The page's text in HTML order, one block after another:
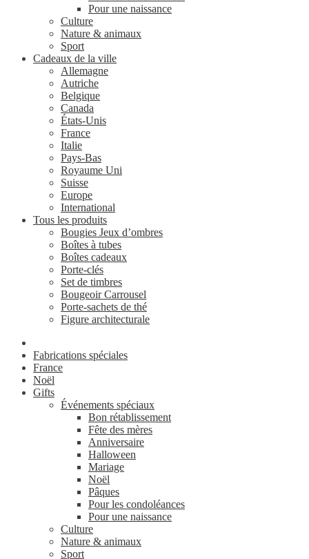
Pour une naissance
Culture
Nature & animaux
Sport
Cadeaux de la ville
Allemagne
Autriche
Belgique
Canada
États-Unis
France
Italie
Pays-Bas
Royaume Uni
Suisse
Europe
International
Tous les produits
Bougies Jeux d’ombres
Boîtes à tubes
Boîtes cadeaux
Porte-clés
Set de timbres
Bougeoir Carrousel
Porte-sachets de thé
Figure architecturale
Fabrications spéciales
France
Noël
Gifts
Événements spéciaux
Bon rétablissement
Fête des mères
Anniversaire
Halloween
Mariage
Noël
Pâques
Pour les condoléances
Pour une naissance
Culture
Nature & animaux
Sport